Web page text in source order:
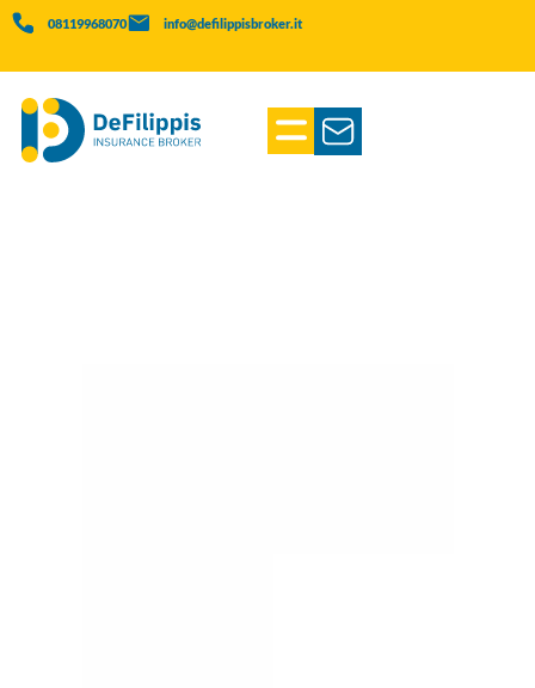
08119968070 info@defilippisbroker.it